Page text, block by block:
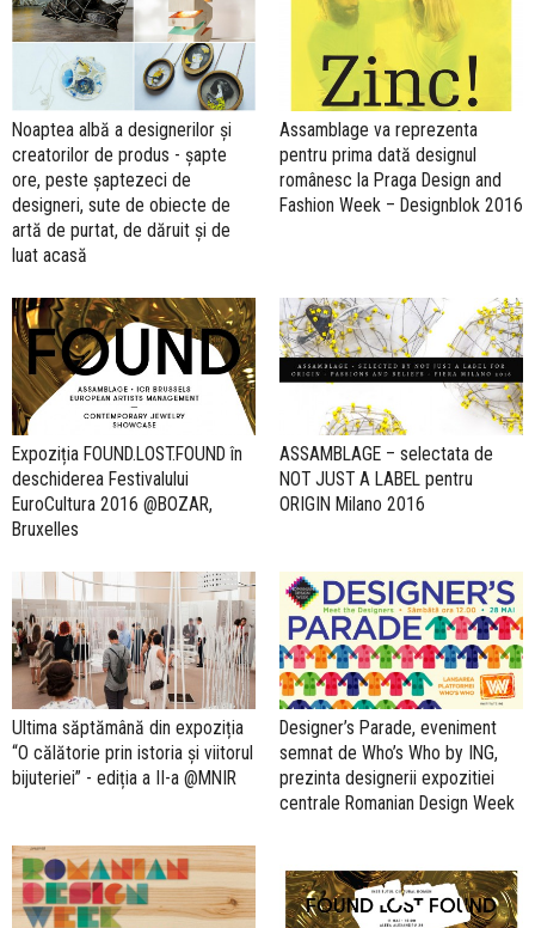
Noaptea albă a designerilor și
creatorilor de produs - șapte
ore, peste șaptezeci de
designeri, sute de obiecte de
artă de purtat, de dăruit și de
luat acasă
Assamblage va reprezenta
pentru prima dată designul
românesc la Praga Design and
Fashion Week – Designblok 2016
Expoziția FOUND.LOST.FOUND în
deschiderea Festivalului
EuroCultura 2016 @BOZAR,
Bruxelles
ASSAMBLAGE – selectata de
NOT JUST A LABEL pentru
ORIGIN Milano 2016
Ultima săptămână din expoziția
“O călătorie prin istoria și viitorul
bijuteriei” - ediția a II-a @MNIR
Designer’s Parade, eveniment
semnat de Who’s Who by ING,
prezinta designerii expozitiei
centrale Romanian Design Week